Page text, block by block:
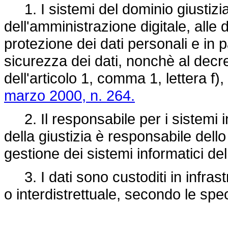
1. I sistemi del dominio
dell'amministrazione digitale, alle
protezione dei dati personali e in
sicurezza dei dati, nonchè al
dell'articolo 1, comma 1, lettera
marzo 2000, n. 264.
2. Il responsabile per i sistemi
della giustizia è responsabile
gestione dei sistemi informatici
3. I dati sono custoditi in
o interdistrettuale, secondo le